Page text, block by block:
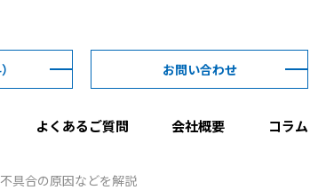
お問い合わせ
よくあるご質問 会社概要 コラム
具合の原因などを解説